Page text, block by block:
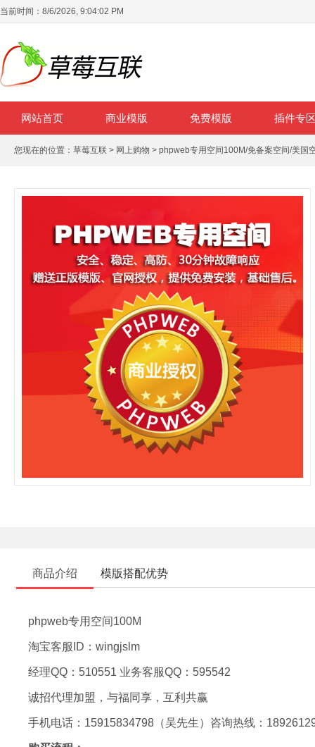
当前时间： 8/6/2026, 9:04:03 PM
网站首页 商业模版 免费模版 插件专
您现在的位置： 草莓互联 > 网上购物 > phpweb专用空间100M/免备案空间/美国
商品介绍 模版搭配优势
phpweb专用空间100M
淘宝客服ID：wingjslm
经理QQ：510551 业务客服QQ：595542
诚招代理加盟，与福同享，互利共赢
手机电话：15915834798（吴先生）咨询热线：